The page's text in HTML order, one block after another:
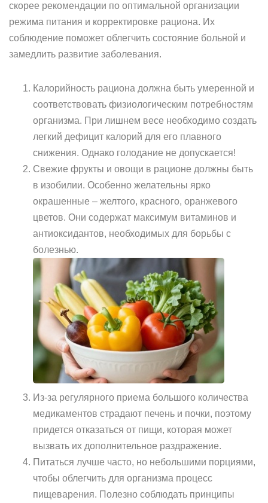
скорее рекомендации по оптимальной организации
режима питания и корректировке рациона. Их
соблюдение поможет облегчить состояние больной и
замедлить развитие заболевания.
Калорийность рациона должна быть умеренной и
соответствовать физиологическим потребностям
организма. При лишнем весе необходимо создать
легкий дефицит калорий для его плавного
снижения. Однако голодание не допускается!
Свежие фрукты и овощи в рационе должны быть
в изобилии. Особенно желательны ярко
окрашенные – желтого, красного, оранжевого
цветов. Они содержат максимум витаминов и
антиоксидантов, необходимых для борьбы с
болезнью.
Из-за регулярного приема большого количества
медикаментов страдают печень и почки, поэтому
придется отказаться от пищи, которая может
вызвать их дополнительное раздражение.
Питаться лучше часто, но небольшими порциями,
чтобы облегчить для организма процесс
пищеварения. Полезно соблюдать принципы